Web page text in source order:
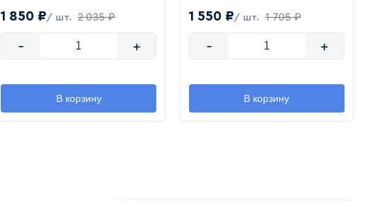
1 850 ₽/ шт. 2 035 ₽
- +
В корзину
1 550 ₽/ шт. 1 705 ₽
- +
В корзину